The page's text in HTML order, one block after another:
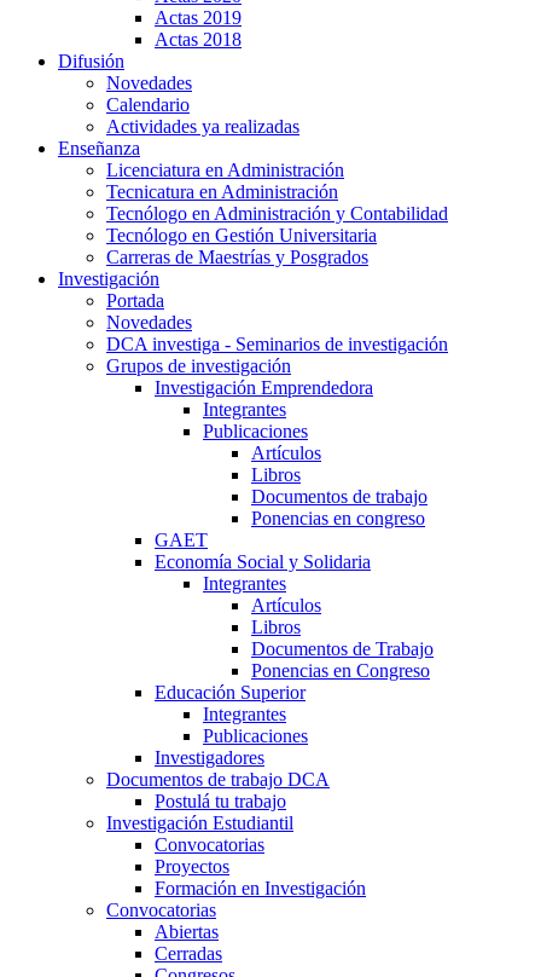
Actas 2019
Actas 2018
Difusión
Novedades
Calendario
Actividades ya realizadas
Enseñanza
Licenciatura en Administración
Tecnicatura en Administración
Tecnólogo en Administración y Contabilidad
Tecnólogo en Gestión Universitaria
Carreras de Maestrías y Posgrados
Investigación
Portada
Novedades
DCA investiga - Seminarios de investigación
Grupos de investigación
Investigación Emprendedora
Integrantes
Publicaciones
Artículos
Libros
Documentos de trabajo
Ponencias en congreso
GAET
Economía Social y Solidaria
Integrantes
Artículos
Libros
Documentos de Trabajo
Ponencias en Congreso
Educación Superior
Integrantes
Publicaciones
Investigadores
Documentos de trabajo DCA
Postulá tu trabajo
Investigación Estudiantil
Convocatorias
Proyectos
Formación en Investigación
Convocatorias
Abiertas
Cerradas